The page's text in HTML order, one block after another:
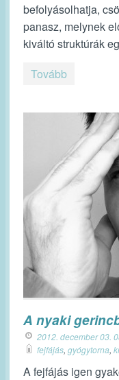
befolyásolhatja,
panasz, melynek
kiváltó struktúrák
Tovább
A nyaki
2012. december 03.
fejfájás, gyógytorna,
A fejfájás igen